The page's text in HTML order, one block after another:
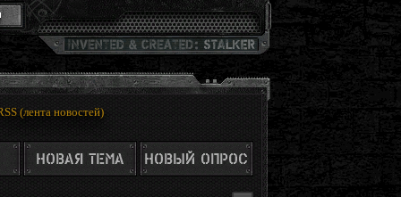
(лента новостей)